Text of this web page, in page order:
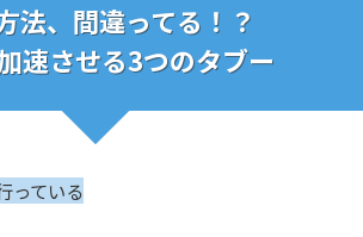
法、間違ってる！？
速させる3つのタブー
っている